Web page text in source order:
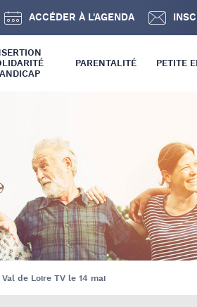
ACCÉDER À L'AGENDA
PARENTALITÉ PETITE
RELAIS PETITE
ETABLISSEMENT
DU JEUNE ENFANT –
de Loire TV le 14 mai